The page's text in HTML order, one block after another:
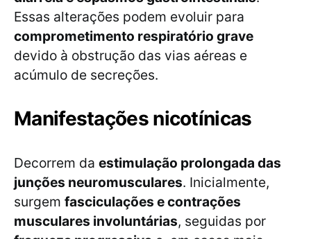
Essas alterações podem evoluir para
comprometimento respiratório grave
devido à obstrução das vias aéreas e
acúmulo de secreções.
Manifestações nicotínicas
Decorrem da estimulação prolongada das
junções neuromusculares. Inicialmente,
surgem fasciculações e contrações
musculares involuntárias, seguidas por